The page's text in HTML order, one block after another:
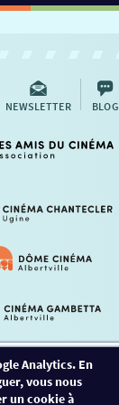
EVÈNEMENTS
NEWSLETTER BLOG
Mentions légales
Analytics. En
vous nous
un cookie à